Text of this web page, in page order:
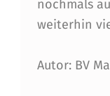
D
O
B
nochmals
weiterhin
Autor: BV